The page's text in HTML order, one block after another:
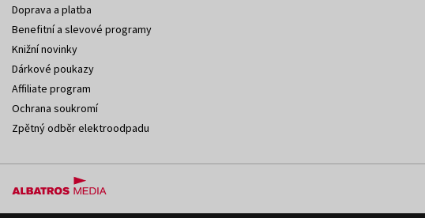
Doprava a platba
Benefitní a slevové programy
Knižní novinky
Dárkové poukazy
Affiliate program
Ochrana soukromí
Zpětný odběr elektroodpadu